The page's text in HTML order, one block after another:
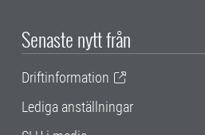
Senaste nytt från
Driftinformation
Lediga anställningar